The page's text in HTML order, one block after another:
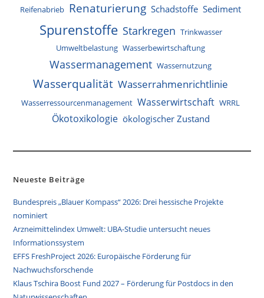
Reifenabrieb Renaturierung Schadstoffe Sediment
Spurenstoffe Starkregen Trinkwasser
Umweltbelastung Wasserbewirtschaftung
Wassermanagement Wassernutzung
Wasserqualität Wasserrahmenrichtlinie
Wasserressourcenmanagement Wasserwirtschaft WRRL
Ökotoxikologie ökologischer Zustand
Neueste Beiträge
Bundespreis „Blauer Kompass“ 2026: Drei hessische Projekte
nominiert
Arzneimittelindex Umwelt: UBA-Studie untersucht neues
Informationssystem
EFFS FreshProject 2026: Europäische Förderung für
Nachwuchsforschende
Klaus Tschira Boost Fund 2027 – Förderung für Postdocs in den